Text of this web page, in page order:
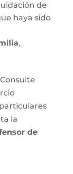
de
haya sido
,
Consulte
la
de